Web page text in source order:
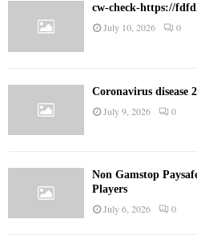
cw-check-https://
July 10, 2026 0
Coronavirus disease
July 9, 2026 0
Non Gamstop
Players
July 6, 2026 0